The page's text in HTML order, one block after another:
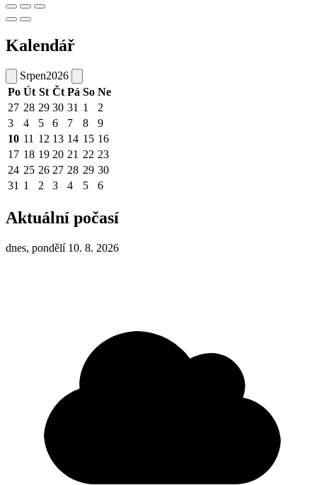
Kalendář
Srpen2026
Po Út St Čt Pá So Ne
27 28 29 30 31 1
2
3
4 5 6 7 8
9
10 11 12 13 14 15 16
17 18 19 20 21 22 23
24 25 26 27 28 29 30
31 1 2 3 4 5 6
Aktuální počasí
dnes, pondělí 10. 8. 2026